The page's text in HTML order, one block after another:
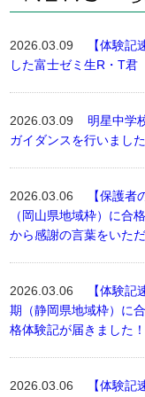
2026.03.09
【体験
した富士ゼミ生R・T君
2026.03.09 明星中学
ガイダンスを行いました
2026.03.06
【保護
（岡山県地域枠）に合
から感謝の言葉をいた
2026.03.06
【体験
期（静岡県地域枠）に
格体験記が届きました！
2026.03.06
【体験